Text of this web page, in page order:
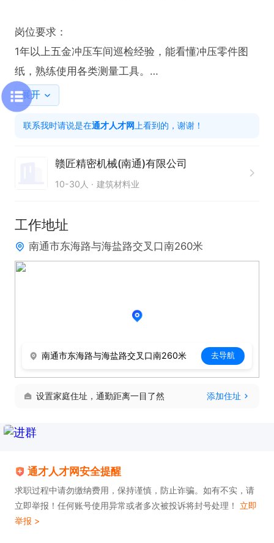
岗位要求：
1年以上五金冲压车间巡检经验，能看懂冲压零件图
纸，熟练使用各类测量工具。
有过五金类品检的经验
只需两步，轻松找工作：1、先点击投简历；2、再打
展开
联系我时请说是在通才人才网 上看到的，谢谢！
赣匠精密机械(南通)有限公司
10-30人 建筑材料业
工作地址
南通市东海路与海盐路交叉口南260米
南通市东海路与海盐路交叉口南260米 去导航
设置家庭住址，通勤距离一目了然 添加住址
通才人才网安全提醒
求职过程中请勿缴纳费用，保持谨慎，防止诈骗。如有不实，请
立即举报！任何账号使用异常或者多次被投诉将封号处理！ 立即
举报 >